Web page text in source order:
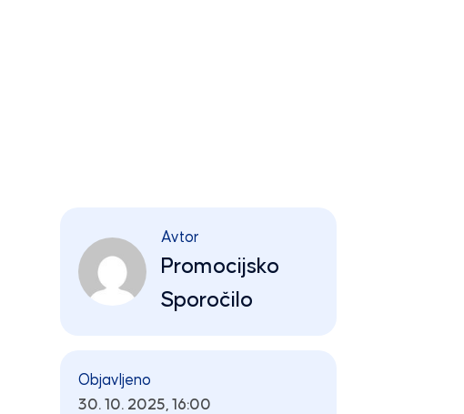
Avtor
Promocijsko
Sporočilo
Objavljeno
30. 10. 2025, 16:00